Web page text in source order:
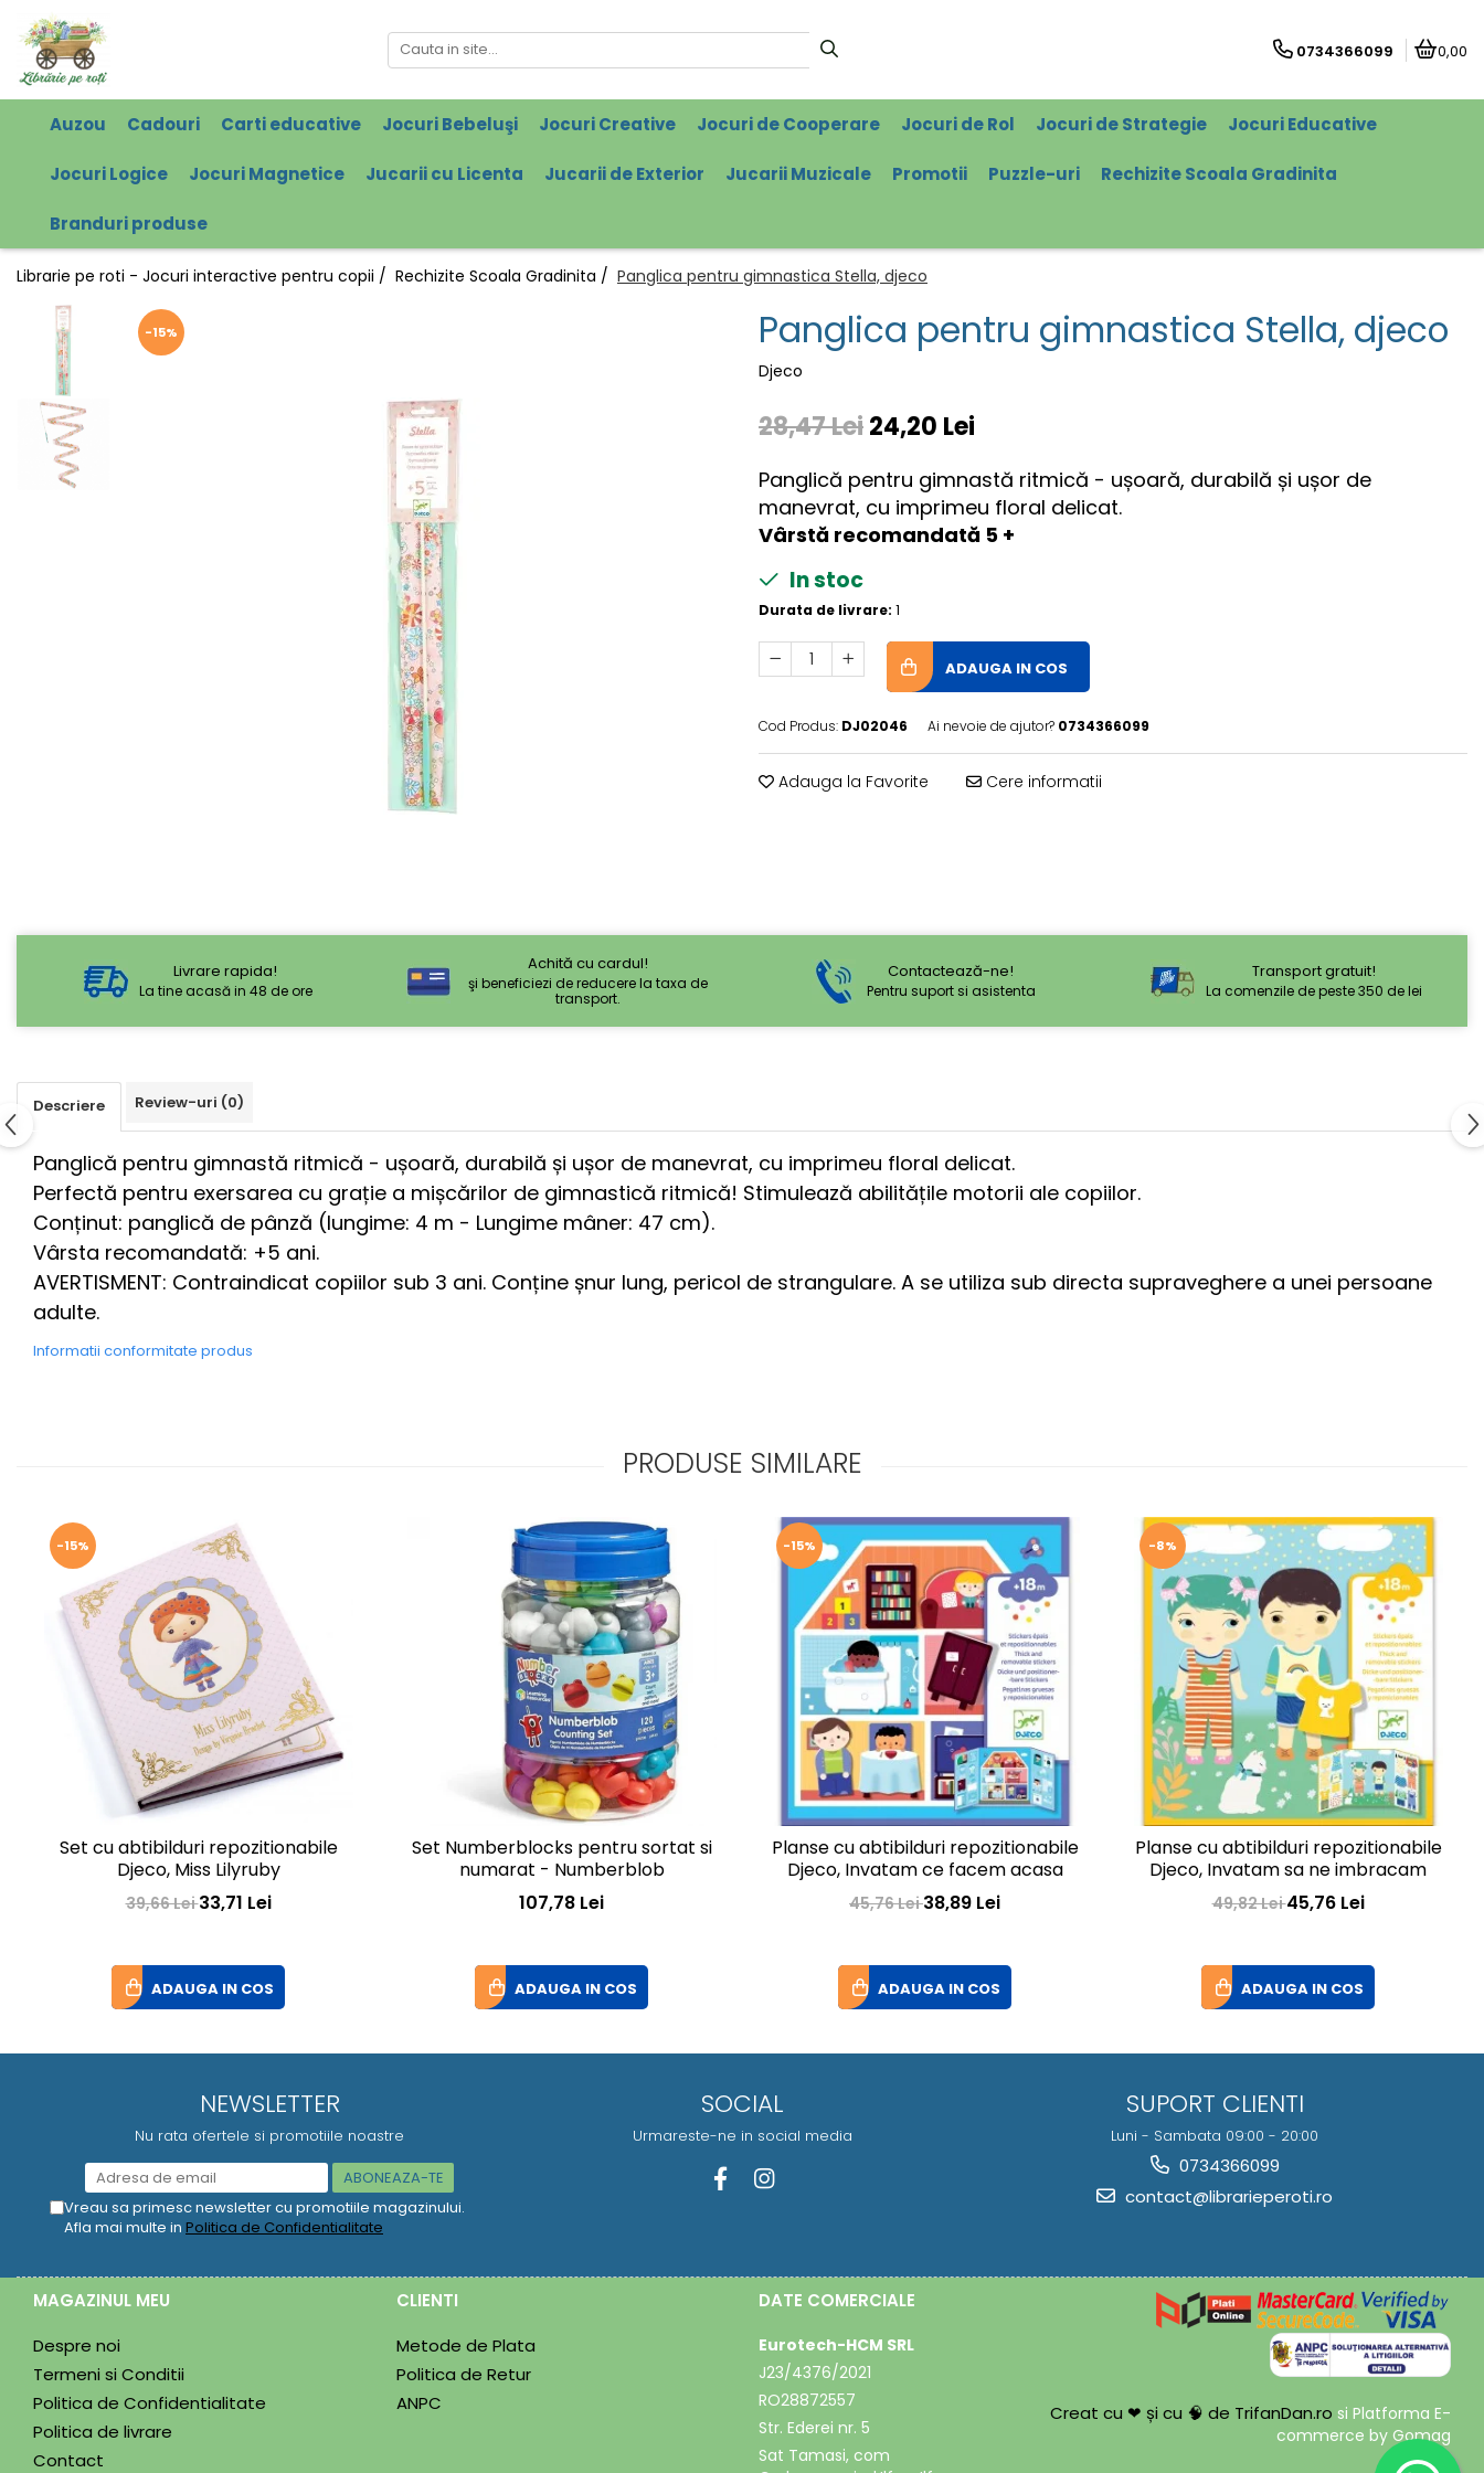
0734366099 0,00
Auzou Cadouri Carti educative Jocuri Bebeluşi Jocuri Creative Jocuri de Cooperare Jocuri de Rol Jocuri de Strategie Jocuri Educative
Jocuri Logice Jocuri Magnetice Jucarii cu Licenta Jucarii de Exterior Jucarii Muzicale Promotii Puzzle-uri Rechizite Scoala Gradinita
Branduri produse
Librarie pe roti - Jocuri interactive pentru copii / Rechizite Scoala Gradinita / Panglica pentru gimnastica Stella, djeco
Panglica pentru gimnastica Stella, djeco
Djeco
-15%
28,47 Lei24,20 Lei
Panglică pentru gimnastă ritmică - ușoară, durabilă și ușor de
manevrat, cu imprimeu floral delicat.
Vârstă recomandată 5 +
In stoc
Durata de livrare: 1
ADAUGA IN COS
Cod Produs: DJ02046 Ai nevoie de ajutor? 0734366099
Adauga la Favorite Cere informatii
Livrare rapida!
La tine acasă in 48 de ore
Achită cu cardul!
şi beneficiezi de reducere la taxa de
transport.
Contactează-ne!
Pentru suport si asistenta
Transport gratuit!
La comenzile de peste 350 de lei
Descriere Review-uri (0)
Panglică pentru gimnastă ritmică - ușoară, durabilă și ușor de manevrat, cu imprimeu floral delicat.
Perfectă pentru exersarea cu grație a mișcărilor de gimnastică ritmică! Stimulează abilitățile motorii ale copiilor.
Conținut: panglică de pânză (lungime: 4 m - Lungime mâner: 47 cm).
Vârsta recomandată: +5 ani.
AVERTISMENT: Contraindicat copiilor sub 3 ani. Conține șnur lung, pericol de strangulare. A se utiliza sub directa supraveghere a unei persoane
adulte.
Informatii conformitate produs
PRODUSE SIMILARE
-15%
Set cu abtibilduri repozitionabile
Djeco, Miss Lilyruby
39,66 Lei33,71 Lei
ADAUGA IN COS
Set Numberblocks pentru sortat si
numarat - Numberblob
107,78 Lei
ADAUGA IN COS
-15%
Planse cu abtibilduri repozitionabile
Djeco, Invatam ce facem acasa
45,76 Lei38,89 Lei
ADAUGA IN COS
-8%
Planse cu abtibilduri repozitionabile
Djeco, Invatam sa ne imbracam
49,82 Lei45,76 Lei
ADAUGA IN COS
NEWSLETTER
Nu rata ofertele si promotiile noastre
Vreau sa primesc newsletter cu promotiile magazinului.
Afla mai multe in Politica de Confidentialitate
SOCIAL
Urmareste-ne in social media
SUPORT CLIENTI
Luni - Sambata 09:00 - 20:00
0734366099
contact@librarieperoti.ro
MAGAZINUL MEU
Despre noi
Termeni si Conditii
Politica de Confidentialitate
Politica de livrare
Contact
CLIENTI
Metode de Plata
Politica de Retur
ANPC
DATE COMERCIALE
Eurotech-HCM SRL
J23/4376/2021
RO28872557
Str. Ederei nr. 5
Sat Tamasi, com
Creat cu ❤ și cu 🧠 de TrifanDan.ro si Platforma E-
commerce by Gomag